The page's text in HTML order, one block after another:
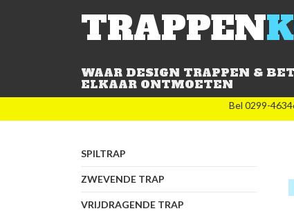
TRAPPEN
WAAR DESIGN TRAPPEN &
ELKAAR ONTMOETEN
Bel 0299-
SPILTRAP
ZWEVENDE TRAP
VRIJDRAGENDE TRAP